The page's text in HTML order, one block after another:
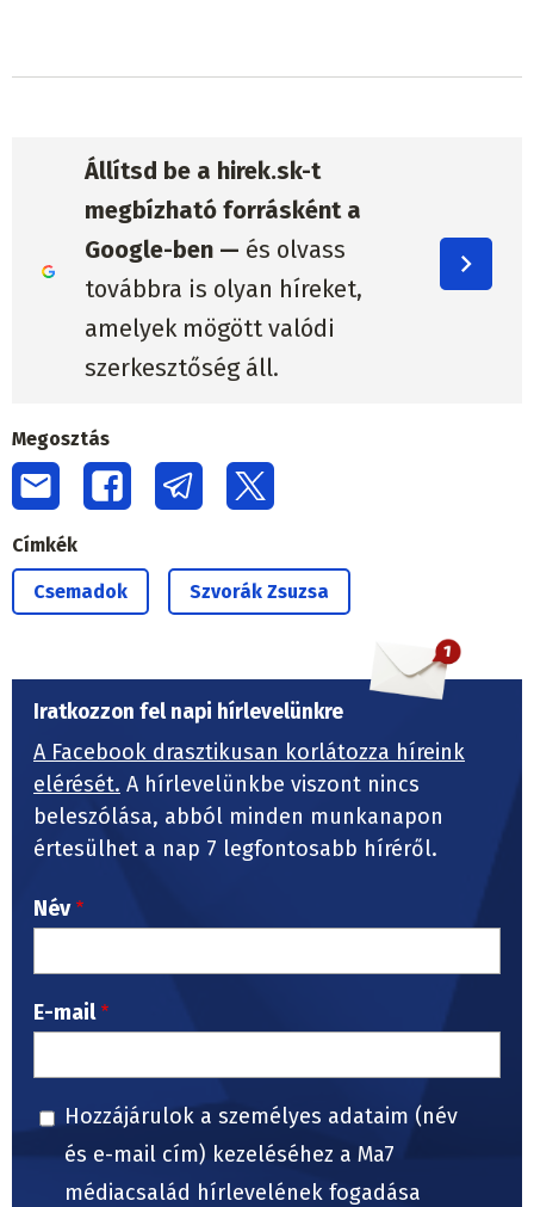
Állítsd be a hirek.sk-t
megbízható forrásként a
Google-ben — és olvass
továbbra is olyan híreket,
amelyek mögött valódi
szerkesztőség áll.
Megosztás
Címkék
Csemadok Szvorák Zsuzsa
Iratkozzon fel napi hírlevelünkre
A Facebook drasztikusan korlátozza híreink
elérését. A hírlevelünkbe viszont nincs
beleszólása, abból minden munkanapon
értesülhet a nap 7 legfontosabb híréről.
Név
E-mail
Hozzájárulok a személyes adataim (név
és e-mail cím) kezeléséhez a Ma7
médiacsalád hírlevelének fogadása